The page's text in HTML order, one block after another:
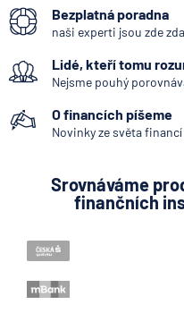
SEPA Platba
Bankovní IDentita
Bankovní licence
Konstantní symbol
Variabilní symbol
KYC (Know Your
Bezplatná poradna
naši experti jsou zde
Lidé, kteří tomu
Nejsme pouhý
O financích píšeme
Novinky ze světa
Srovnáváme
finančních